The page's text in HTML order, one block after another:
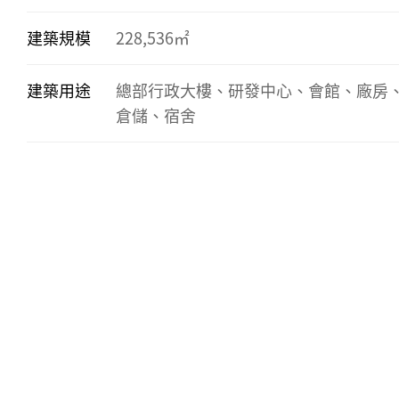
建築規模 228,536㎡
建築用途
總部行政大樓、研發中心、會館、廠房
倉儲、宿舍